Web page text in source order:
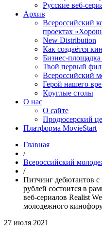
Русские веб-
Архив
Всероссийский
проектах
New Distribution
Как создаётся
Бизнес-
Твой первый
Всероссийский
Герой нашего
Круглые столы
О нас
О сайте
Продюсерский
Платформа MovieStart
Главная
/
Всероссийский
/
Питчинг дебютантов
рублей состоится в
веб-сериалов Realist
молодежного
27 июля 2021